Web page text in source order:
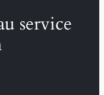
service